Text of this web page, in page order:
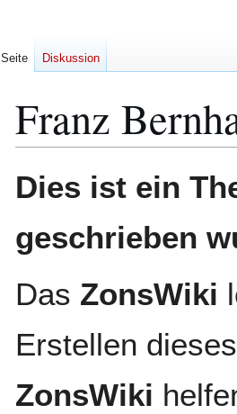
Franz
Navigation
Suche
Dies ist ein
geschrieben
Das ZonsWiki
Erstellen
ZonsWiki
Seite Diskussion